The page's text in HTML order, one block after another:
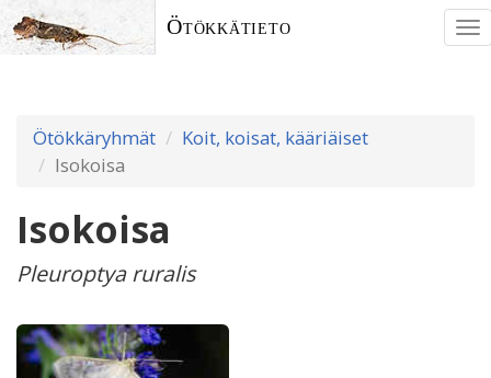
Ötökkätieto
Ötökkäryhmät
Koit, koisat, kääriäiset
Isokoisa
Isokoisa
Pleuroptya ruralis